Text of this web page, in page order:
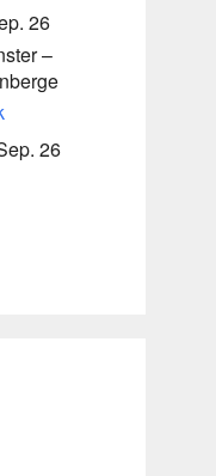
26
–
26